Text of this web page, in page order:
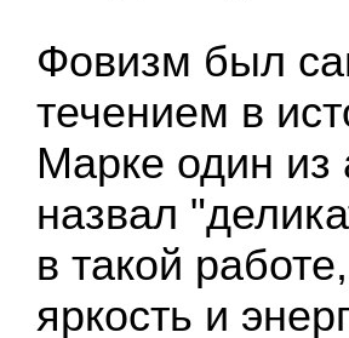
Фовизм был
течением в
Марке один из
назвал
в такой
яркость и